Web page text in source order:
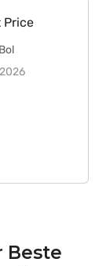
Price
Bol
Beste